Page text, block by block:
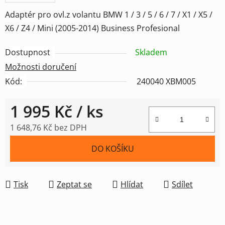
Adaptér pro ovl.z volantu BMW 1 / 3 / 5 / 6 / 7 / X1 / X5 /
X6 / Z4 / Mini (2005-2014) Business Profesional
Dostupnost
Skladem
Možnosti doručení
Kód:
240040 XBM005
1 995 Kč / ks
1 648,76 Kč bez DPH
DO KOŠÍKU
Tisk Zeptat se Hlídat Sdílet